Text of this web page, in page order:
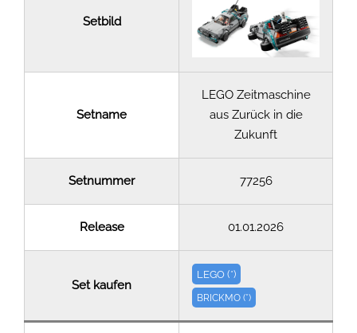
Setbild
Setname
LEGO Zeitmaschine
aus Zurück in die
Zukunft
Setnummer 77256
Release 01.01.2026
Set kaufen
LEGO (*)
BRICKMO (*)